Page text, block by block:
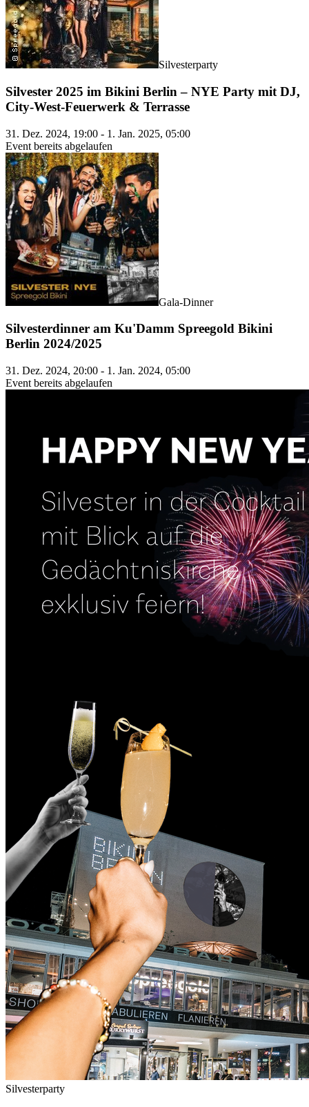
Silvesterparty
Silvester 2025 im Bikini Berlin – NYE Party mit DJ,
City-West-Feuerwerk & Terrasse
31. Dez. 2024, 19:00 - 1. Jan. 2025, 05:00
Event bereits abgelaufen
Gala-Dinner
Silvesterdinner am Ku'Damm Spreegold Bikini
Berlin 2024/2025
31. Dez. 2024, 20:00 - 1. Jan. 2024, 05:00
Event bereits abgelaufen
Silvesterparty